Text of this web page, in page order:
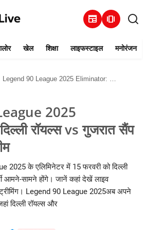
newspaper amp_stories
खेल शिक्षा लाइफस्टाइल मनोरंजन
Legend 90 League 2025 Eliminator: दिल्ली रॉयल्स vs गुजरात सैंप आर्मी लाइव स्ट्रीम
2025
रॉयल्स vs गुजरात सैंप
2025 के एलिमिनेटर में 15 फरवरी को दिल्ली
आमने-सामने होंगे। जानें कहां देखें लाइव
Legend 90 League 2025अब अपने
दिल्ली रॉयल्स और